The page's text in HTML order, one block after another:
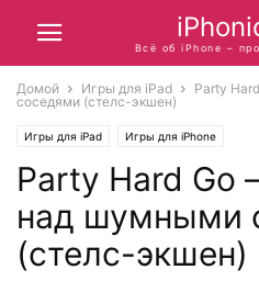
Всё об iPhone –
Домой Игры для iPad
Party
соседями (стелс-экшен)
Игры для iPad Игры для iPhone
Party Hard Go
над шумными
(стелс-экшен)